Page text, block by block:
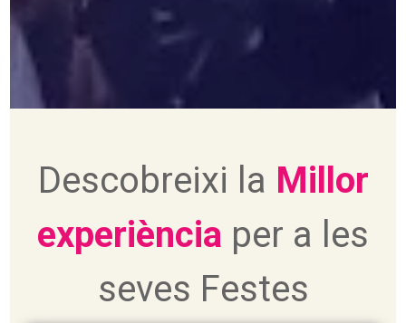
Descobreixi la Millor
experiència per a les
seves Festes